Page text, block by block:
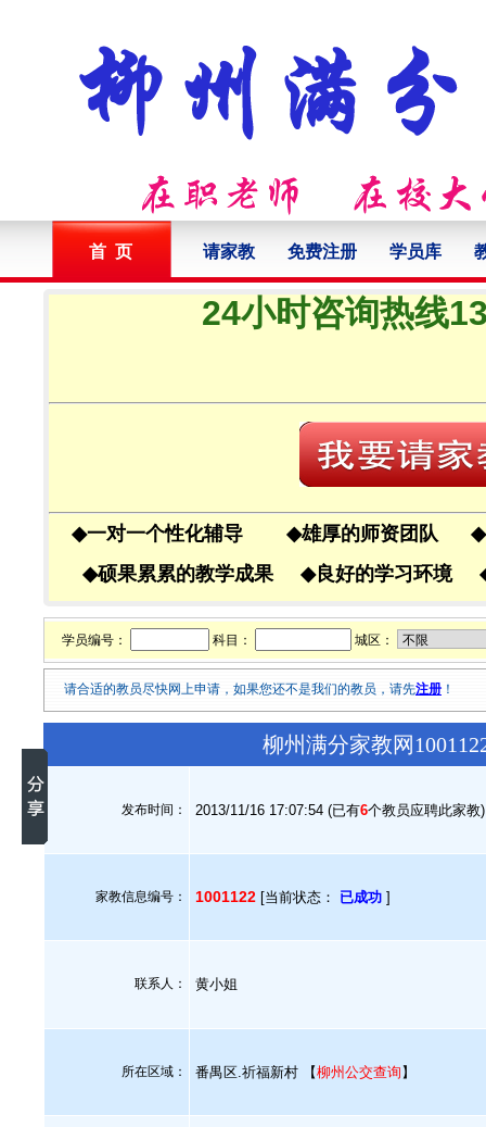
首 页 请家教 免费注册 学员库
24小时咨询热线
◆一对一个性化辅导 ◆雄厚的师资团队 ◆
◆硕果累累的教学成果 ◆良好的学习环境
学员编号： 科目： 城区：
请合适的教员尽快网上申请，如果您还不是我们的教员，请先注册 ！
柳州满分家教网
发布时间： 2013/11/16 17:07:54 (已有6个教员应聘此家教)
家教信息编号： 1001122 [当前状态： 已成功 ]
联系人： 黄小姐
所在区域： 番禺区.祈福新村 【柳州公交查询 】